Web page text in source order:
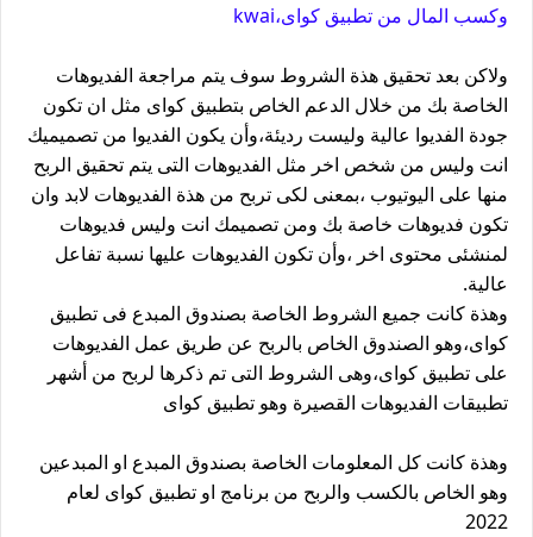
وكسب المال من تطبيق كواى،kwai
ولاكن بعد تحقيق هذة الشروط سوف يتم مراجعة الفديوهات
الخاصة بك من خلال الدعم الخاص بتطبيق كواى مثل ان تكون
جودة الفديوا عالية وليست رديئة،وأن يكون الفديوا من تصميميك
انت وليس من شخص اخر مثل الفديوهات التى يتم تحقيق الربح
منها على اليوتيوب ،بمعنى لكى تربح من هذة الفديوهات لابد وان
تكون فديوهات خاصة بك ومن تصميمك انت وليس فديوهات
لمنشئى محتوى اخر ،وأن تكون الفديوهات عليها نسبة تفاعل
عالية.
وهذة كانت جميع الشروط الخاصة بصندوق المبدع فى تطبيق
كواى،وهو الصندوق الخاص بالربح عن طريق عمل الفديوهات
على تطبيق كواى،وهى الشروط التى تم ذكرها لربح من أشهر
تطبيقات الفديوهات القصيرة وهو تطبيق كواى
وهذة كانت كل المعلومات الخاصة بصندوق المبدع او المبدعين
وهو الخاص بالكسب والربح من برنامج او تطبيق كواى لعام
2022